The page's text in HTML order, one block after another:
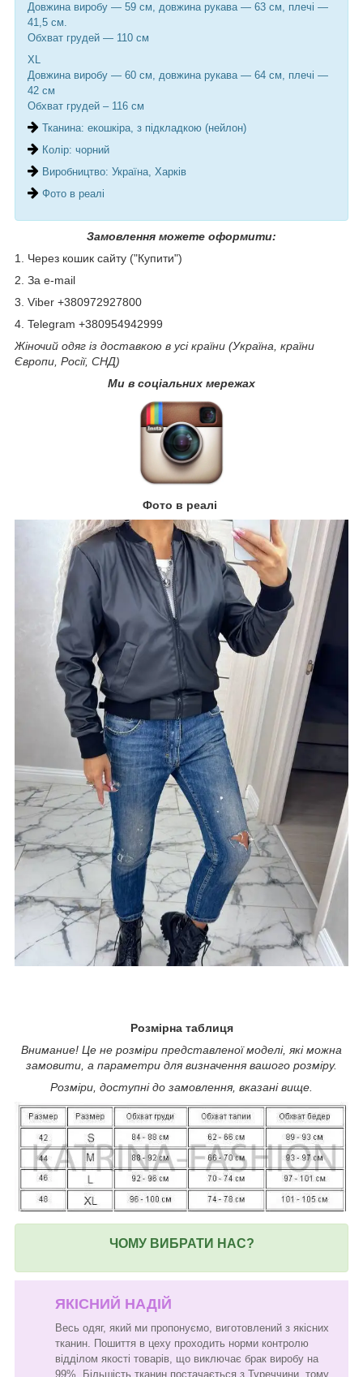
Довжина виробу — 59 см, довжина рукава — 63 см, плечі —
41,5 см.
Обхват грудей — 110 см
XL
Довжина виробу — 60 см, довжина рукава — 64 см, плечі —
42 см
Обхват грудей – 116 см
Тканина: екошкіра, з підкладкою (нейлон)
Колір: чорний
Виробництво: Україна, Харків
Фото в реалі
Замовлення можете оформити:
1. Через кошик сайту ("Купити")
2. За e-mail
3. Viber +380972927800
4. Telegram +380954942999
Жіночий одяг із доставкою в усі країни (Україна, країни
Європи, Росії, СНД)
Ми в соціальних мережах
Фото в реалі
Розмірна таблиця
Внимание! Це не розміри представленої моделі, які можна
замовити, а параметри для визначення вашого розміру.
Розміри, доступні до замовлення, вказані вище.
ЧОМУ ВИБРАТИ НАС?
ЯКІСНИЙ НАДІЙ
Весь одяг, який ми пропонуємо, виготовлений з якісних
тканин. Пошиття в цеху проходить норми контролю
відділом якості товарів, що виключає брак виробу на
99%. Більшість тканин постачається з Туреччини, тому